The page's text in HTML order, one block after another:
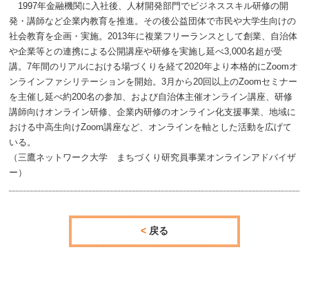
1997年金融機関に入社後、人材開発部門でビジネススキル研修の開
発・講師など企業内教育を推進。その後公益団体で市民や大学生向けの
社会教育を企画・実施。2013年に複業フリーランスとして創業、自治体
や企業等との連携による公開講座や研修を実施し延べ3,000名超が受
講。7年間のリアルにおける場づくりを経て2020年より本格的にZoomオ
ンラインファシリテーションを開始。3月から20回以上のZoomセミナー
を主催し延べ約200名の参加、および自治体主催オンライン講座、研修
講師向けオンライン研修、企業内研修のオンライン化支援事業、地域に
おける中高生向けZoom講座など、オンラインを軸とした活動を広げて
いる。
（三鷹ネットワーク大学 まちづくり研究員事業オンラインアドバイザ
ー）
戻る